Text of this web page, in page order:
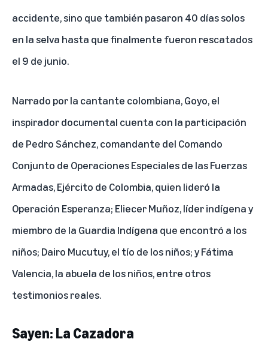
accidente, sino que también pasaron 40 días solos
en la selva hasta que finalmente fueron rescatados
el 9 de junio.
Narrado por la cantante colombiana, Goyo, el
inspirador documental cuenta con la participación
de Pedro Sánchez, comandante del Comando
Conjunto de Operaciones Especiales de las Fuerzas
Armadas, Ejército de Colombia, quien lideró la
Operación Esperanza; Eliecer Muñoz, líder indígena y
miembro de la Guardia Indígena que encontró a los
niños; Dairo Mucutuy, el tío de los niños; y Fátima
Valencia, la abuela de los niños, entre otros
testimonios reales.
Sayen: La Cazadora